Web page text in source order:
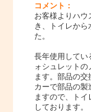
コメント：
お客様よりハウ
き、トイレか
た。
長年使用してい
ォシュレットの
ます。部品の
カーで部品の製
ますので、ト
しております。